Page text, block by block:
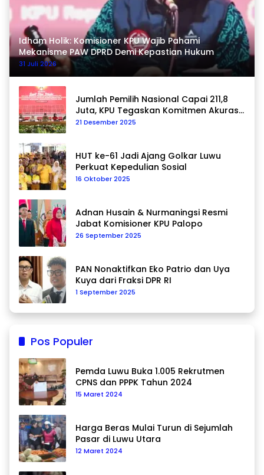
Idham Holik: Komisioner KPU Wajib Pahami
Mekanisme PAW DPRD Demi Kepastian Hukum
31 Juli 2026
Jumlah Pemilih Nasional Capai 211,8
Juta, KPU Tegaskan Komitmen Akurasi
Data Berkelanjutan
21 Desember 2025
HUT ke-61 Jadi Ajang Golkar Luwu
Perkuat Kepedulian Sosial
16 Oktober 2025
Adnan Husain & Nurmaningsi Resmi
Jabat Komisioner KPU Palopo
26 September 2025
PAN Nonaktifkan Eko Patrio dan Uya
Kuya dari Fraksi DPR RI
1 September 2025
Pos Populer
Pemda Luwu Buka 1.005 Rekrutmen
CPNS dan PPPK Tahun 2024
15 Maret 2024
Harga Beras Mulai Turun di Sejumlah
Pasar di Luwu Utara
12 Maret 2024